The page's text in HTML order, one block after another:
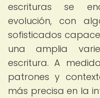
escrituras se
evolución, con
sofisticados
una amplia
escritura. A
patrones y
más precisa en la